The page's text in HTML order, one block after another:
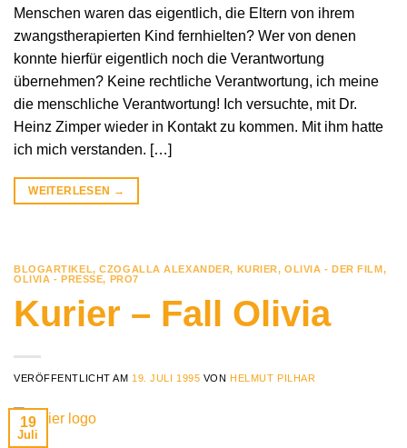
Menschen waren das eigentlich, die Eltern von ihrem
zwangstherapierten Kind fernhielten? Wer von denen
konnte hierfür eigentlich noch die Verantwortung
übernehmen? Keine rechtliche Verantwortung, ich meine
die menschliche Verantwortung! Ich versuchte, mit Dr.
Heinz Zimper wieder in Kontakt zu kommen. Mit ihm hatte
ich mich verstanden. […]
WEITERLESEN →
BLOGARTIKEL,CZOGALLA ALEXANDER, KURIER,OLIVIA - DER FILM ,
OLIVIA - PRESSE, PRO7
Kurier – Fall Olivia
VERÖFFENTLICHT AM 19. JULI 1995 VON HELMUT PILHAR
19
Juli